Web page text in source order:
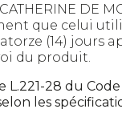
DE
que celui
(14) jours
du produit.
L.221-28 du
les